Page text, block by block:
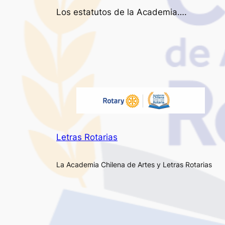
Los estatutos de la Academia….
Letras Rotarias
La Academia Chilena de Artes y Letras Rotarias